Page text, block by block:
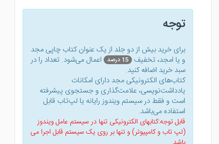
توجه
برای خرید بیش از دو جلد از یک عنوان کتاب‌ چاپی مجد
و یا امجد، تخفیف 15 درصد
اعمال می‌شود. تعداد را در
سبد خرید اضافه کنید.
کتاب‌های الکترونیکی مجد دارای امکانات
یادداشت‌نویسی، علامت‌گذاری و جستجوی پیشرفته
است و فقط در سیستم ویندوز رایانه یا لپ‌تاب قابل
استفاده می‌باشد.
قابل توجه:کتابهای الکترونیکی تنها در سیستم عامل ویندوز
(لپ تاب و کامپیوتر) و تنها بر روی یک سیستم قابل اجرا می